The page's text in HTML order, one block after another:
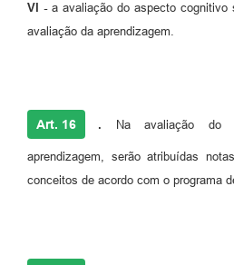
VI -a avaliação do aspecto cognitivo
avaliação da aprendizagem.
Art. 16 . Na avaliação do
aprendizagem, serão atribuídas
conceitos de acordo com o programa